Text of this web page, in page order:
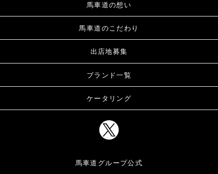
馬車道の想い
馬車道のこだわり
出店地募集
ブランド一覧
ケータリング
馬車道グループ公式